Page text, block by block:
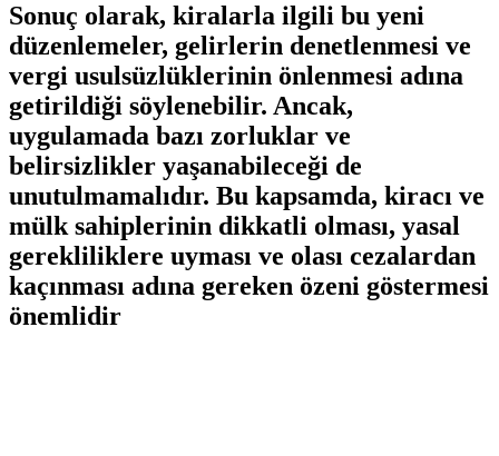
Sonuç olarak, kiralarla ilgili bu⁤ yeni
düzenlemeler, gelirlerin‍ denetlenmesi ve⁢
vergi ⁤usulsüzlüklerinin⁢ önlenmesi adına
getirildiği söylenebilir. Ancak,
‍uygulamada bazı zorluklar ve
belirsizlikler yaşanabileceği de
unutulmamalıdır. Bu kapsamda, kiracı ve
⁢mülk ​sahiplerinin dikkatli olması, yasal
gerekliliklere uyması ve olası ‍cezalardan
kaçınması adına gereken özeni göstermesi
önemlidir